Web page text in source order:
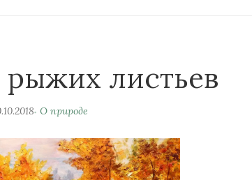
рыжих листьев
О природе